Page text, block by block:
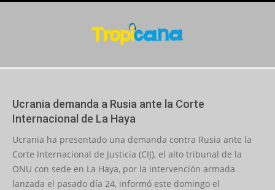
MenuUcrania demanda a Rusia ante la Corte
Internacional de La Haya
Ucrania ha presentado una demanda contra Rusia ante la
Corte Internacional de Justicia (CIJ), el alto tribunal de la
ONU con sede en La Haya, por la intervención armada
lanzada el pasado día 24, informó este domingo el